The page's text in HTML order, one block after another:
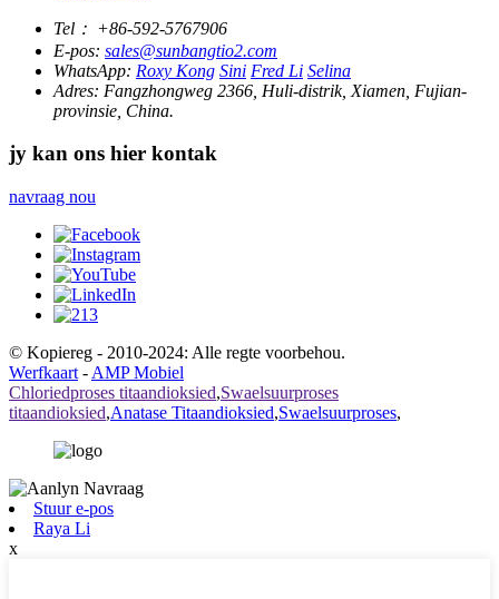
Tel： +86-592-5767906
E-pos: sales@sunbangtio2.com
WhatsApp: Roxy Kong Sini Fred Li Selina
Adres: Fangzhongweg 2366, Huli-distrik, Xiamen, Fujian-
provinsie, China.
jy kan ons hier kontak
navraag nou
© Kopiereg - 2010-2024: Alle regte voorbehou.
Werfkaart - AMP Mobiel
Chloriedproses titaandioksied,Swaelsuurproses
titaandioksied,Anatase Titaandioksied,Swaelsuurproses,
Stuur e-pos
Raya Li
x